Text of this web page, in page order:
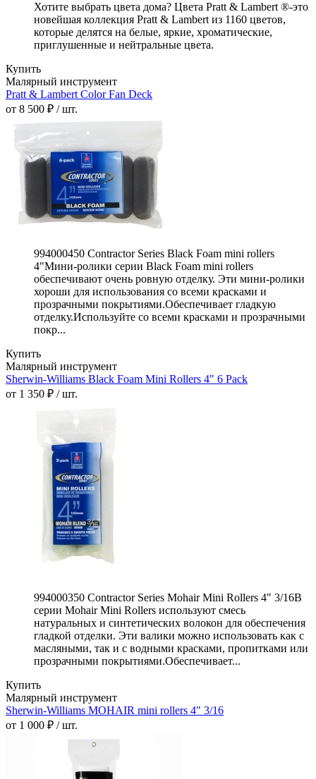
Хотите выбрать цвета дома? Цвета Pratt & Lambert ®-это
новейшая коллекция Pratt & Lambert из 1160 цветов,
которые делятся на белые, яркие, хроматические,
приглушенные и нейтральные цвета.
Купить
Малярный инструмент
Pratt & Lambert Color Fan Deck
от 8 500 ₽ / шт.
994000450 Contractor Series Black Foam mini rollers
4"Мини-ролики серии Black Foam mini rollers
обеспечивают очень ровную отделку. Эти мини-ролики
хороши для использования со всеми красками и
прозрачными покрытиями.Обеспечивает гладкую
отделку.Используйте со всеми красками и прозрачными
покр...
Купить
Малярный инструмент
Sherwin-Williams Black Foam Mini Rollers 4" 6 Pack
от 1 350 ₽ / шт.
994000350 Contractor Series Mohair Mini Rollers 4" 3/16В
серии Mohair Mini Rollers используют смесь
натуральных и синтетических волокон для обеспечения
гладкой отделки. Эти валики можно использовать как с
масляными, так и с водными красками, пропитками или
прозрачными покрытиями.Обеспечивает...
Купить
Малярный инструмент
Sherwin-Williams MOHAIR mini rollers 4" 3/16
от 1 000 ₽ / шт.